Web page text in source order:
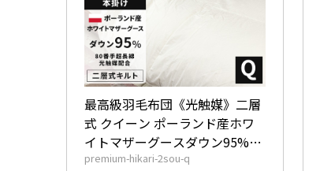
最高級羽毛布団《光触媒》二層
式 クイーン ポーランド産ホワ
イトマザーグースダウン95%
(440dp以上) 羽毛量2.0kg 【6つ
premium-hikari-2sou-q